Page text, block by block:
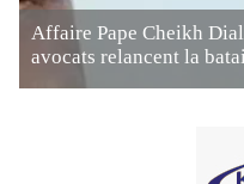
Affaire Pape Cheikh
avocats relancent la